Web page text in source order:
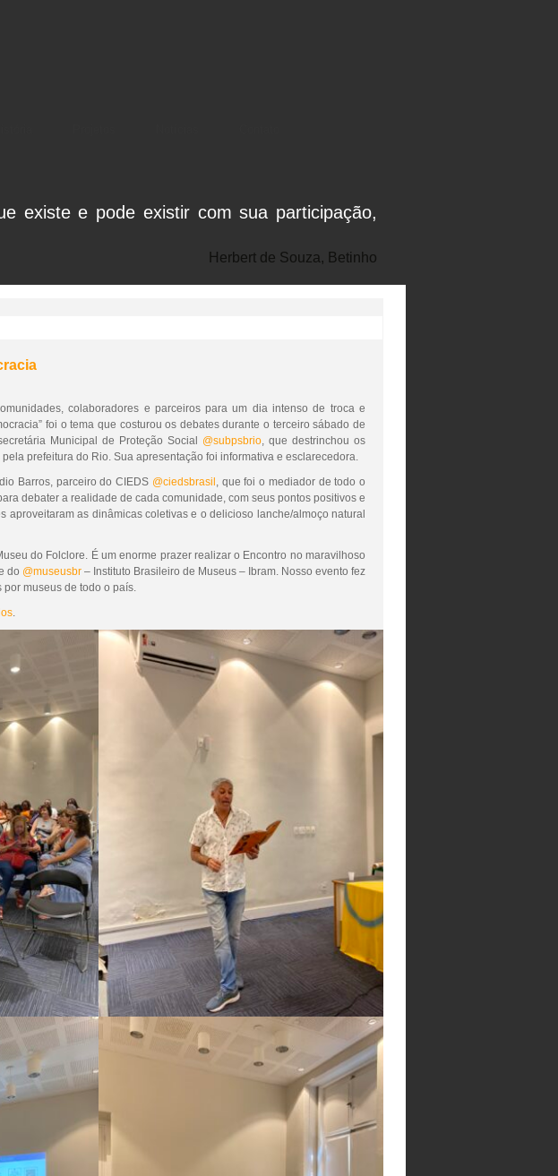
existe e pode existir com sua participação,
Herbert de Souza, Betinho
colaboradores e parceiros para um dia intenso de troca e
foi o tema que costurou os debates durante o terceiro sábado de
Municipal de Proteção Social @subpsbrio, que destrinchou os
prefeitura do Rio. Sua apresentação foi informativa e esclarecedora.
Barros, parceiro do CIEDS @ciedsbrasil , que foi o mediador de todo o
debater a realidade de cada comunidade, com seus pontos positivos e
as dinâmicas coletivas e o delicioso lanche/almoço natural
do Folclore. É um enorme prazer realizar o Encontro no maravilhoso
do @museusbr – Instituto Brasileiro de Museus – Ibram. Nosso evento fez
museus de todo o país.
.